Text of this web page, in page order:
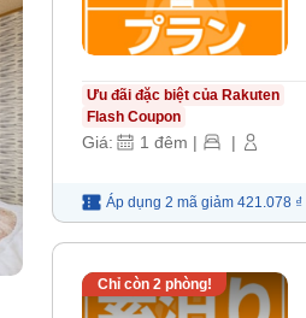
Ưu đãi đặc biệt của Rakuten
Flash Coupon
Giá: 1 đêm | |
Áp dụng 2 mã giảm 421.078 ₫
Chỉ còn 2 phòng!